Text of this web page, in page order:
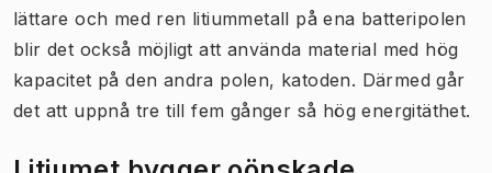
lättare och med ren litiummetall på ena batteripolen
blir det också möjligt att använda material med hög
kapacitet på den andra polen, katoden. Därmed går
det att uppnå tre till fem gånger så hög energitäthet.